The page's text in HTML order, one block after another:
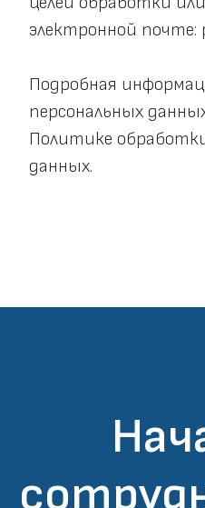
электронной почте:
Подробная
персональных
Политике
данных.